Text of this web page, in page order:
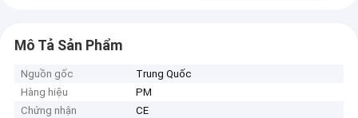
Mô Tả Sản Phẩm
Nguồn gốc
Trung Quốc
Hàng hiệu
PM
Chứng nhận
CE